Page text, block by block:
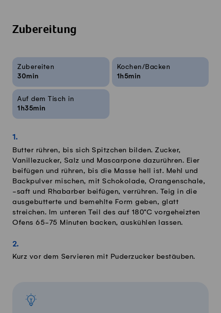
Zubereitung
Rezeptinfos
Zubereiten
30min
Kochen/Backen
1h5min
Auf dem Tisch in
1h35min
Butter rühren, bis sich Spitzchen bilden. Zucker,
Vanillezucker, Salz und Mascarpone dazurühren. Eier
beifügen und rühren, bis die Masse hell ist. Mehl und
Backpulver mischen, mit Schokolade, Orangenschale,
-saft und Rhabarber beifügen, verrühren. Teig in die
ausgebutterte und bemehlte Form geben, glatt
streichen. Im unteren Teil des auf 180°C vorgeheizten
Ofens 65-75 Minuten backen, auskühlen lassen.
Kurz vor dem Servieren mit Puderzucker bestäuben.